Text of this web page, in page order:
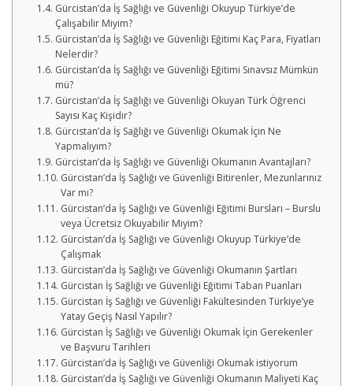
Gürcistan’da İş Sağlığı ve Güvenliği Okuyup Türkiye’de
Çalışabilir Miyim?
Gürcistan’da İş Sağlığı ve Güvenliği Eğitimi Kaç Para, Fiyatları
Nelerdir?
Gürcistan’da İş Sağlığı ve Güvenliği Eğitimi Sınavsız Mümkün
mü?
Gürcistan’da İş Sağlığı ve Güvenliği Okuyan Türk Öğrenci
Sayısı Kaç Kişidir?
Gürcistan’da İş Sağlığı ve Güvenliği Okumak İçin Ne
Yapmalıyım?
Gürcistan’da İş Sağlığı ve Güvenliği Okumanın Avantajları?
Gürcistan’da İş Sağlığı ve Güvenliği Bitirenler, Mezunlarınız
Var mı?
Gürcistan’da İş Sağlığı ve Güvenliği Eğitimi Bursları – Burslu
veya Ücretsiz Okuyabilir Miyim?
Gürcistan’da İş Sağlığı ve Güvenliği Okuyup Türkiye’de
Çalışmak
Gürcistan’da İş Sağlığı ve Güvenliği Okumanın Şartları
Gürcistan İş Sağlığı ve Güvenliği Eğitimi Taban Puanları
Gürcistan İş Sağlığı ve Güvenliği Fakültesinden Türkiye’ye
Yatay Geçiş Nasıl Yapılır?
Gürcistan İş Sağlığı ve Güvenliği Okumak İçin Gerekenler
ve Başvuru Tarihleri
Gürcistan’da İş Sağlığı ve Güvenliği Okumak istiyorum
Gürcistan’da İş Sağlığı ve Güvenliği Okumanın Maliyeti Kaç